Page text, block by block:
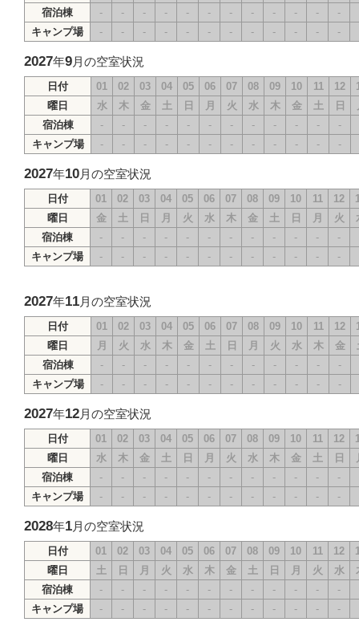
宿泊棟
- - - - - - - - - - -
-
キャンプ場
- - - - - - - - - - - -
2027年9月の空室状況
日付 01 02 03 04 05 06 07 08 09 10 11 12
曜日
水 木 金 土 日 月 火 水 木 金 土 日
宿泊棟
- - - - - - - - - - -
-
キャンプ場
- - - - - - - - - - - -
2027年10月の空室状況
日付 01 02 03 04 05 06 07 08 09 10 11 12
曜日
金 土 日 月 火 水 木 金 土 日 月 火
宿泊棟
- - - - - - - - - - -
-
キャンプ場
- - - - - - - - - - - -
2027年11月の空室状況
日付 01 02 03 04 05 06 07 08 09 10 11 12
曜日
月 火 水 木 金 土 日 月 火 水 木 金
宿泊棟
- - - - - - - - - - -
-
キャンプ場
- - - - - - - - - - - -
2027年12月の空室状況
日付 01 02 03 04 05 06 07 08 09 10 11 12
曜日
水 木 金 土 日 月 火 水 木 金 土 日
宿泊棟
- - - - - - - - - - -
-
キャンプ場
- - - - - - - - - - - -
2028年1月の空室状況
日付 01 02 03 04 05 06 07 08 09 10 11 12
曜日
土 日 月 火 水 木 金 土 日 月 火 水
宿泊棟
- - - - - - - - - - -
-
キャンプ場
- - - - - - - - - - - -